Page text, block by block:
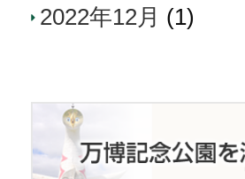
2022年12月 (1)